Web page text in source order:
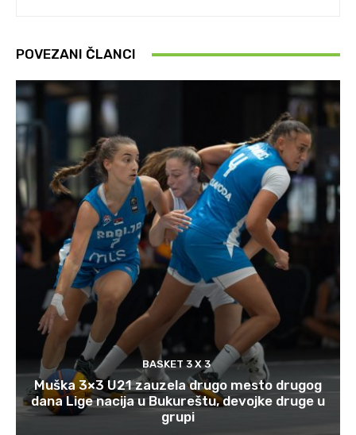
POVEZANI ČLANCI
BASKET 3 X 3
Muška 3×3 U21 zauzela drugo mesto drugog
dana Lige nacija u Bukureštu, devojke druge u
grupi